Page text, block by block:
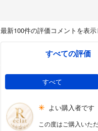
最新100件の評価コメントを表
すべての評価
すべて
よい購入者です
この度はご購入いた